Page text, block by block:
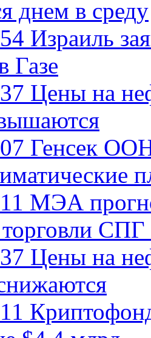
днем в среду
Израиль
Газе
Цены на
Генсек ООН
МЭА
СПГ
Цены на